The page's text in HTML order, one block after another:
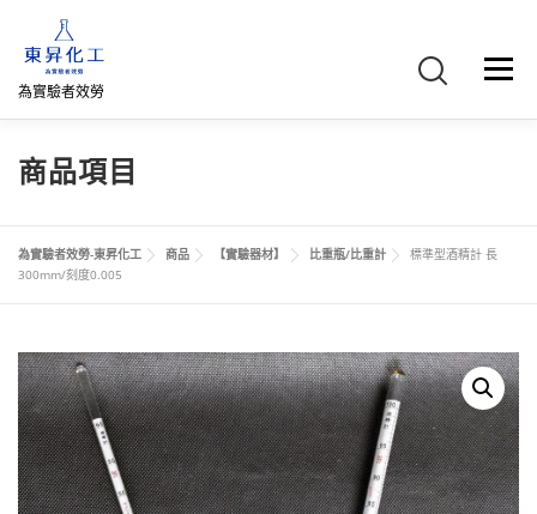
為實驗者效勞
選單
首頁 關於我們
網路商店 直購專區 詢價車、購物車/會員
商品項目
為實驗者效勞-東昇化工 商品 【實驗器材】 比重瓶/比重計
標準型酒精計 長
300mm/刻度0.005